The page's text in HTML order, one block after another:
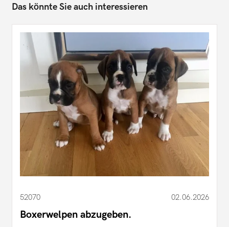
Das könnte Sie auch interessieren
52070 02.06.2026
Boxerwelpen abzugeben.